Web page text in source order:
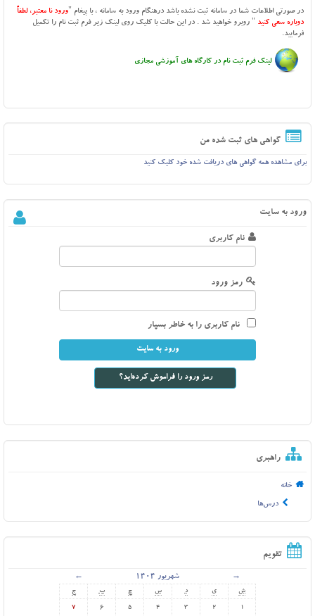
در صورتی اطلاعات شما در سامانه ثبت نشده باشد درهنگام ورود به سامانه ، با پیغام " ورود نا معتبر، لطفاً
دوباره سعی کنید " روبرو خواهید شد . در این حالت با کلیک روی لینک زیر فرم ثبت نام را تکمیل
فرمایید.
لینک فرم ثبت نام در کارگاه های آموزشی مجازی
گواهی های ثبت شده من
برای مشاهده همه گواهی های دریافت شده خود کلیک کنید
ورود به سایت
نام کاربری
رمز ورود
نام کاربری را به خاطر بسپار
رمز ورود را فراموش کرده‌اید؟
راهبری
خانه
درس‌ها
تقویم
← شهریور 1404 →
ش ی د س چ پ ج
1
2
3
4
5
6
7